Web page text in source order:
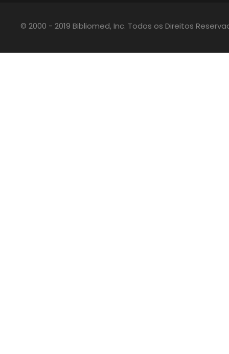
© 2000 - 2019 Bibliomed, Inc. Todos os Direitos